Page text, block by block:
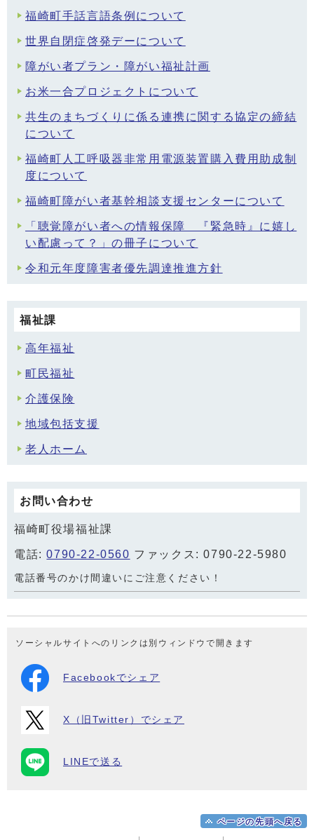
福崎町手話言語条例について
世界自閉症啓発デーについて
障がい者プラン・障がい福祉計画
お米一合プロジェクトについて
共生のまちづくりに係る連携に関する協定の締結
について
福崎町人工呼吸器非常用電源装置購入費用助成制
度について
福崎町障がい者基幹相談支援センターについて
「聴覚障がい者への情報保障 『緊急時』に嬉し
い配慮って？」の冊子について
令和元年度障害者優先調達推進方針
福祉課
高年福祉
町民福祉
介護保険
地域包括支援
老人ホーム
お問い合わせ
福崎町役場福祉課
電話:0790-22-0560 ファックス: 0790-22-5980
電話番号のかけ間違いにご注意ください！
ソーシャルサイトへのリンクは別ウィンドウで開きます
Facebookでシェア
X（旧Twitter）でシェア
LINEで送る
ページの先頭へ戻る